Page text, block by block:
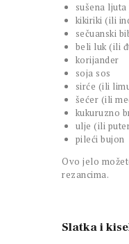
sušena
kikiriki (ili
sečuanski
beli luk (ili
korijander
soja sos
sirće (ili
šećer (ili
kukuruzno
ulje (ili
pileći bujon
Ovo jelo
rezancima.
Slatka i